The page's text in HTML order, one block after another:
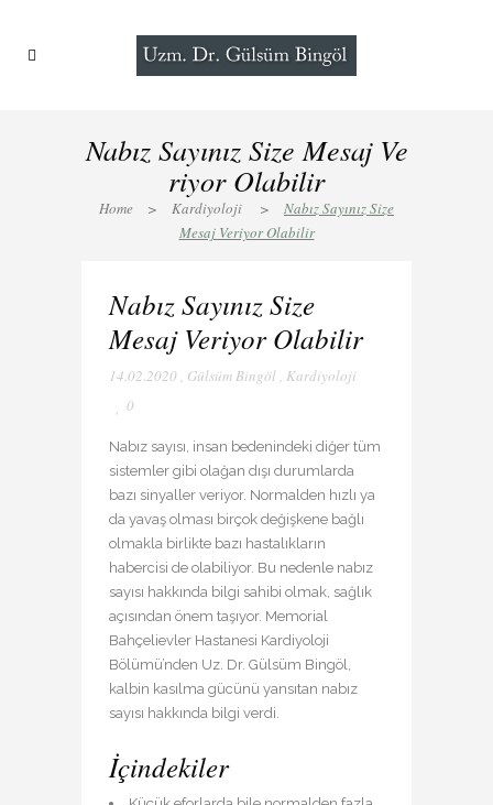
Nabız Sayınız Size Mesaj Ve
riyor Olabilir
Home > Kardiyoloji >
Nabız Sayınız Size
Mesaj Veriyor Olabilir
Nabız Sayınız Size
Mesaj Veriyor Olabilir
14.02.2020 , Gülsüm Bingöl, Kardiyoloji
0
Nabız sayısı, insan bedenindeki diğer tüm
sistemler gibi olağan dışı durumlarda
bazı sinyaller veriyor. Normalden hızlı ya
da yavaş olması birçok değişkene bağlı
olmakla birlikte bazı hastalıkların
habercisi de olabiliyor. Bu nedenle nabız
sayısı hakkında bilgi sahibi olmak, sağlık
açısından önem taşıyor. Memorial
Bahçelievler Hastanesi Kardiyoloji
Bölümü’nden Uz. Dr. Gülsüm Bingöl,
kalbin kasılma gücünü yansıtan nabız
sayısı hakkında bilgi verdi.
İçindekiler